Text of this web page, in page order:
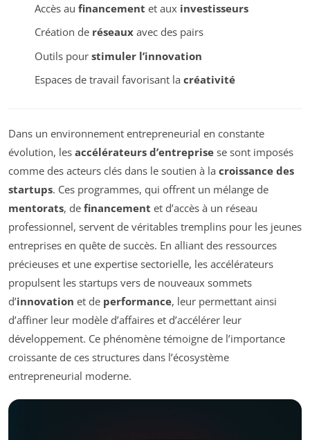
Accès au financement et aux investisseurs
Création de réseauxavec des pairs
Outils pour stimuler l’innovation
Espaces de travail favorisant la créativité
Dans un environnement entrepreneurial en constante
évolution, les accélérateurs d’entreprise se sont imposés
comme des acteurs clés dans le soutien à la croissance des
startups. Ces programmes, qui offrent un mélange de
mentorats, de financement et d’accès à un réseau
professionnel, servent de véritables tremplins pour les jeunes
entreprises en quête de succès. En alliant des ressources
précieuses et une expertise sectorielle, les accélérateurs
propulsent les startups vers de nouveaux sommets
d’innovation et de performance, leur permettant ainsi
d’affiner leur modèle d’affaires et d’accélérer leur
développement. Ce phénomène témoigne de l’importance
croissante de ces structures dans l’écosystème
entrepreneurial moderne.